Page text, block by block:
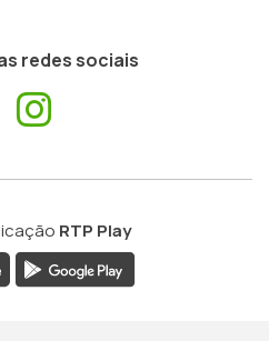
redes sociais
Facebook
RTP Play